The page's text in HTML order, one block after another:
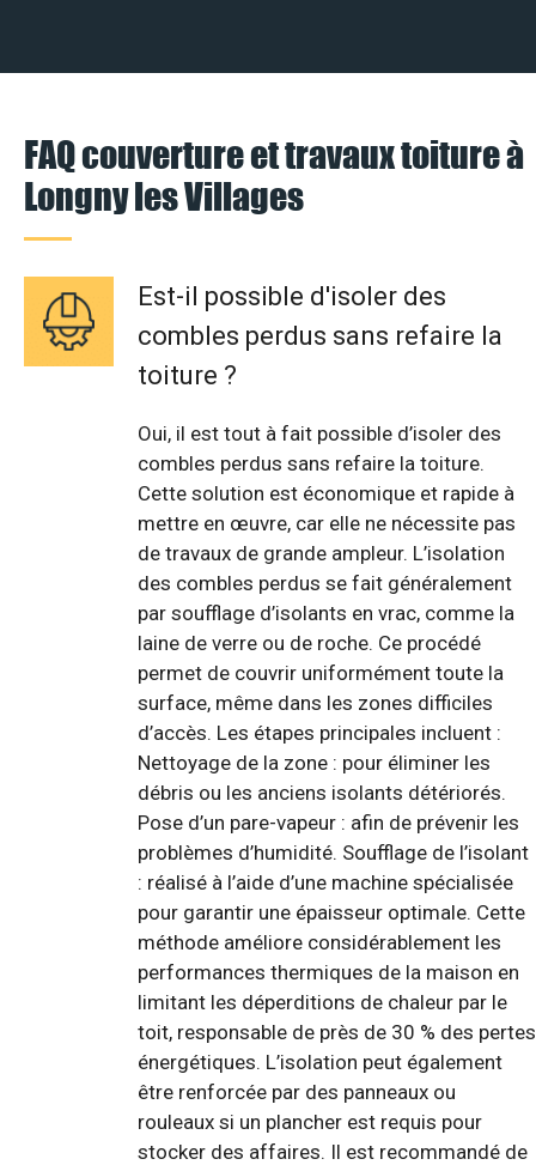
FAQ couverture et travaux toiture à
Longny les Villages
Est-il possible d'isoler des
combles perdus sans refaire la
toiture ?
Oui, il est tout à fait possible d’isoler des
combles perdus sans refaire la toiture.
Cette solution est économique et rapide à
mettre en œuvre, car elle ne nécessite pas
de travaux de grande ampleur. L’isolation
des combles perdus se fait généralement
par soufflage d’isolants en vrac, comme la
laine de verre ou de roche. Ce procédé
permet de couvrir uniformément toute la
surface, même dans les zones difficiles
d’accès. Les étapes principales incluent :
Nettoyage de la zone : pour éliminer les
débris ou les anciens isolants détériorés.
Pose d’un pare-vapeur : afin de prévenir les
problèmes d’humidité. Soufflage de l’isolant
: réalisé à l’aide d’une machine spécialisée
pour garantir une épaisseur optimale. Cette
méthode améliore considérablement les
performances thermiques de la maison en
limitant les déperditions de chaleur par le
toit, responsable de près de 30 % des pertes
énergétiques. L’isolation peut également
être renforcée par des panneaux ou
rouleaux si un plancher est requis pour
stocker des affaires. Il est recommandé de